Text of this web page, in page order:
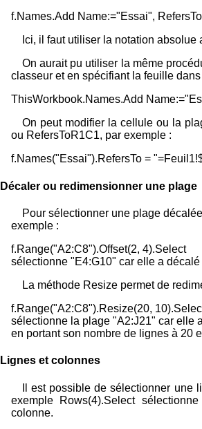
f.Names.Add Name:="Essai",
Ici, il faut utiliser la notation absolue
On aurait pu utiliser la même
classeur et en spécifiant la feuille
ThisWorkbook.Names.Add
On peut modifier la cellule ou la
ou RefersToR1C1, par exemple :
f.Names("Essai").RefersTo =
Décaler ou redimensionner une plage
Pour sélectionner une plage
exemple :
f.Range("A2:C8").Offset(2, 4).Select
sélectionne "E4:G10" car elle a
La méthode Resize permet de
f.Range("A2:C8").Resize(20,
sélectionne la plage "A2:J21" car elle
en portant son nombre de lignes à 20
Lignes et colonnes
Il est possible de sélectionner
exemple Rows(4).Select
colonne.